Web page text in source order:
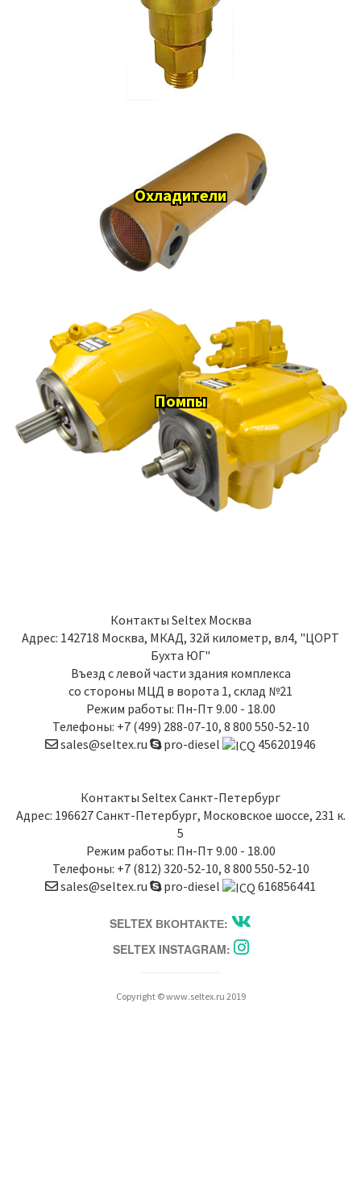
Охладители
Помпы
Контакты Seltex Москва
Адрес: 142718 Москва, МКАД, 32й километр, вл4, "ЦОРТ
Бухта ЮГ"
Въезд с левой части здания комплекса
со стороны МЦД в ворота 1, склад №21
Режим работы: Пн-Пт 9.00 - 18.00
Телефоны: +7 (499) 288-07-10, 8 800 550-52-10
sales@seltex.ru
pro-diesel 456201946
Контакты Seltex Санкт-Петербург
Адрес: 196627Санкт-Петербург, Московское шоссе, 231 к.
5
Режим работы: Пн-Пт 9.00 - 18.00
Телефоны: +7 (812) 320-52-10, 8 800 550-52-10
sales@seltex.ru
pro-diesel 616856441
SELTEX ВКОНТАКТЕ:
SELTEX INSTAGRAM:
Copyright © www.seltex.ru 2019